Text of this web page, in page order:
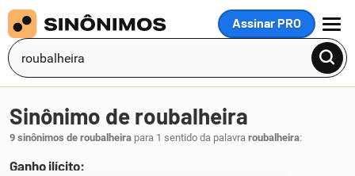
Assinar PRO
MENU
Sinônimo de roubalheira
9 sinônimos de roubalheira para 1 sentido da palavra roubalheira:
Ganho ilícito: